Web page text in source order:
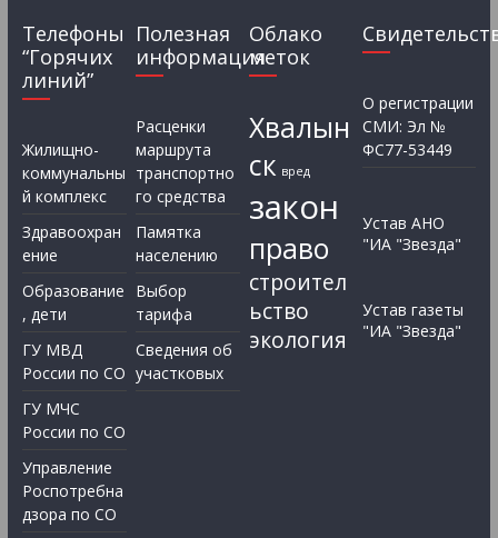
Телефоны
“Горячих
линий”
Жилищно-
коммунальны
й комплекс
Здравоохран
ение
Образование
, дети
ГУ МВД
России по СО
ГУ МЧС
России по СО
Управление
Роспотребна
дзора по СО
Полезная
информация
Расценки
маршрута
транспортно
го средства
Памятка
населению
Выбор
тарифа
Сведения об
участковых
Облако
меток
Хвалын
ск вред
закон
право
строител
ьство
экология
О регистрации
СМИ: Эл №
ФС77-53449
Устав АНО
"ИА "Звезда"
Устав газеты
"ИА "Звезда"